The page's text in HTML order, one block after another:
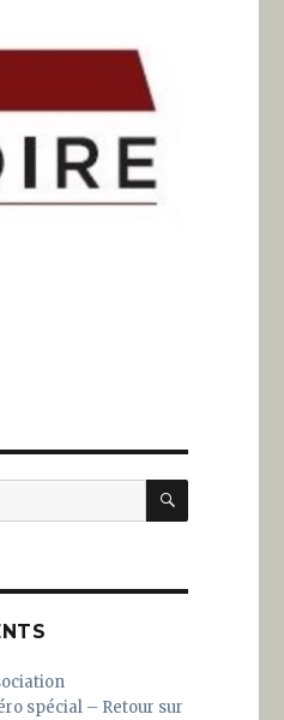
spécial – Retour sur